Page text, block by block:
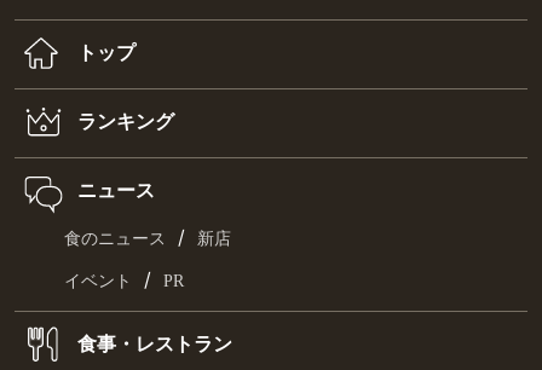
トップ
ランキング
ニュース
食のニュース / 新店
イベント / PR
食事・レストラン